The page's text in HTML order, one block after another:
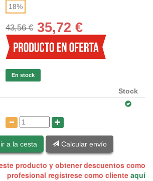
18%
43,56 € 35,72 €
En stock
Stock
a la cesta Calcular envío
producto y obtener descuentos como
profesional regístrese como cliente aquí